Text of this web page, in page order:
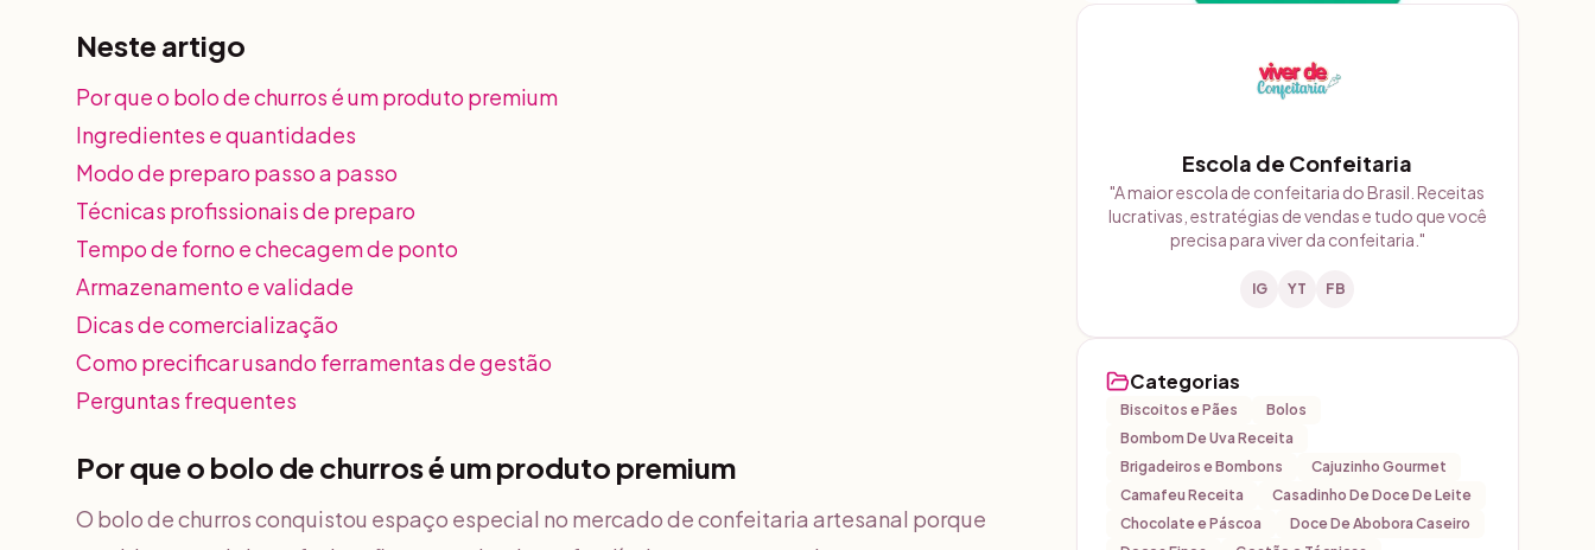
Neste artigo
Por que o bolo de churros é um produto premium
Ingredientes e quantidades
Modo de preparo passo a passo
Técnicas profissionais de preparo
Tempo de forno e checagem de ponto
Armazenamento e validade
Dicas de comercialização
Como precificar usando ferramentas de gestão
Perguntas frequentes
Por que o bolo de churros é um produto premium
O bolo de churros conquistou espaço especial no mercado de confeitaria artesanal porque
Escola de Confeitaria
"A maior escola de confeitaria do Brasil. Receitas
lucrativas, estratégias de vendas e tudo que você
precisa para viver da confeitaria. "
IG YT FB
Categorias
Biscoitos e Pães
Bolos
Bombom De Uva Receita
Brigadeiros e Bombons
Cajuzinho Gourmet
Camafeu Receita
Casadinho De Doce De Leite
Chocolate e Páscoa
Doce De Abobora Caseiro